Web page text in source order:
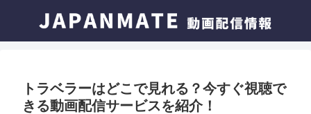
トラベラーはどこで見れる？今すぐ視聴で
きる動画配信サービスを紹介！